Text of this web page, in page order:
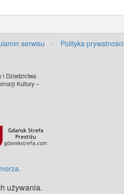
©OpenStreetMap
serwisu · Polityka prywatności
i Dziedzictwa
Kultury –
.
używania.